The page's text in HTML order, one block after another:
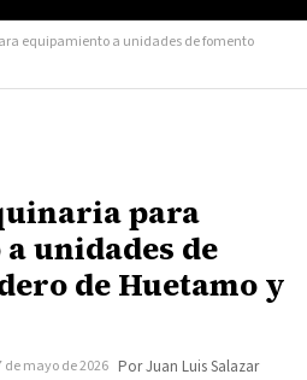
equipamiento a unidades de fomento
para
unidades de
de Huetamo y
mayo de 2026 Por Juan Luis Salazar